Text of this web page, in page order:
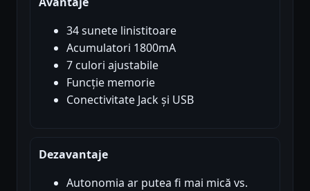
34 sunete linistitoare
Acumulatori 1800mA
7 culori ajustabile
Funcție memorie
Conectivitate Jack și USB
Dezavantaje
Autonomia ar putea fi mai mică vs.